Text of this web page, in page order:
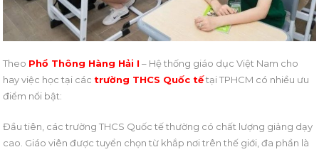
Theo Phổ Thông Hàng Hải I – Hệ thống giáo dục Việt Nam cho
hay việc học tại các trường THCS Quốc tếtại TPHCM có nhiều ưu
điểm nổi bật:
Đầu tiên, các trường THCS Quốc tế thường có chất lượng giảng dạy
cao. Giáo viên được tuyển chọn từ khắp nơi trên thế giới, đa phần là